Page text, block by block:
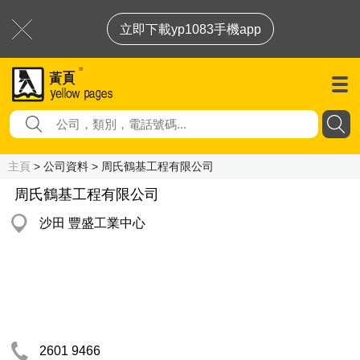
立即下載yp1083手機app
主頁 > 公司資料 > 周氏鶴基工程有限公司
周氏鶴基工程有限公司
沙田 豐盛工業中心
2601 9466